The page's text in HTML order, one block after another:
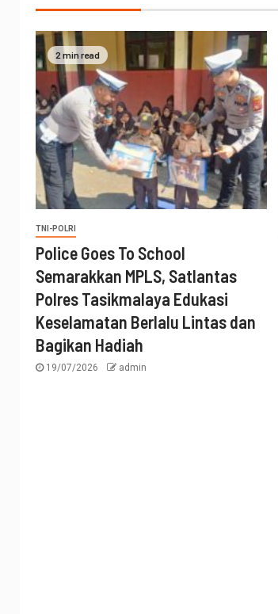
2 min read
TNI-POLRI
Police Goes To School
Semarakkan MPLS, Satlantas
Polres Tasikmalaya Edukasi
Keselamatan Berlalu Lintas dan
Bagikan Hadiah
19/07/2026 admin